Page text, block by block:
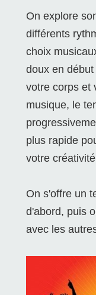
On explore
différents
choix
doux en
votre corps et
musique, le
plus rapide
votre
On s'offre un
d'abord, puis
avec les